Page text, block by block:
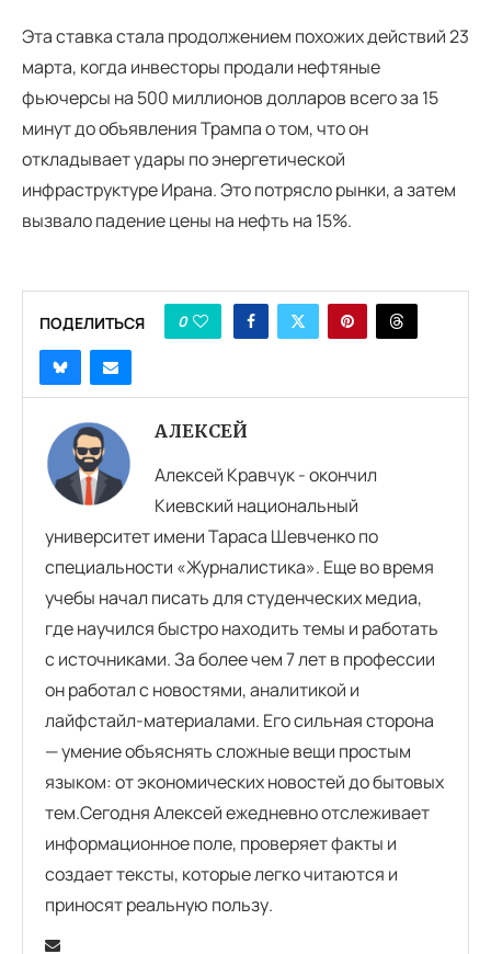
Эта ставка стала продолжением похожих действий 23
марта, когда инвесторы продали нефтяные
фьючерсы на 500 миллионов долларов всего за 15
минут до объявления Трампа о том, что он
откладывает удары по энергетической
инфраструктуре Ирана. Это потрясло рынки, а затем
вызвало падение цены на нефть на 15%.
ПОДЕЛИТЬСЯ 0
АЛЕКСЕЙ
Алексей Кравчук - окончил
Киевский национальный
университет имени Тараса Шевченко по
специальности «Журналистика». Еще во время
учебы начал писать для студенческих медиа,
где научился быстро находить темы и работать
с источниками. За более чем 7 лет в профессии
он работал с новостями, аналитикой и
лайфстайл-материалами. Его сильная сторона
— умение объяснять сложные вещи простым
языком: от экономических новостей до бытовых
тем.Сегодня Алексей ежедневно отслеживает
информационное поле, проверяет факты и
создает тексты, которые легко читаются и
приносят реальную пользу.